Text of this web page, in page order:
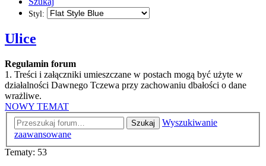
Styl:
Ulice
Regulamin forum
1. Treści i załączniki umieszczane w postach mogą być użyte w
działalności Dawnego Tczewa przy zachowaniu dbałości o dane
wrażliwe.
NOWY TEMAT
Szukaj
Wyszukiwanie
zaawansowane
Tematy: 53